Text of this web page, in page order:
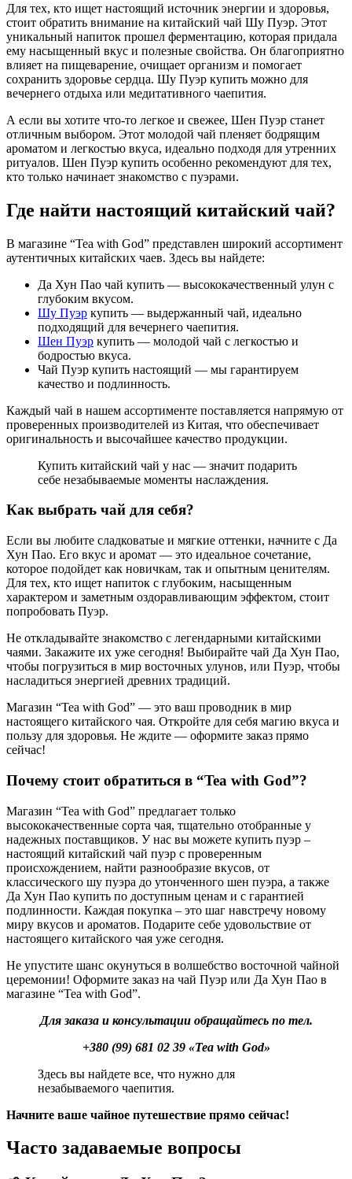
Для тех, кто ищет настоящий источник энергии и здоровья,
стоит обратить внимание на китайский чай Шу Пуэр. Этот
уникальный напиток прошел ферментацию, которая придала
ему насыщенный вкус и полезные свойства. Он благоприятно
влияет на пищеварение, очищает организм и помогает
сохранить здоровье сердца. Шу Пуэр купить можно для
вечернего отдыха или медитативного чаепития.
А если вы хотите что-то легкое и свежее, Шен Пуэр станет
отличным выбором. Этот молодой чай пленяет бодрящим
ароматом и легкостью вкуса, идеально подходя для утренних
ритуалов. Шен Пуэр купить особенно рекомендуют для тех,
кто только начинает знакомство с пуэрами.
Где найти настоящий китайский чай?
В магазине “Tea with God” представлен широкий ассортимент
аутентичных китайских чаев. Здесь вы найдете:
Да Хун Пао чай купить — высококачественный улун с
глубоким вкусом.
Шу Пуэр купить — выдержанный чай, идеально
подходящий для вечернего чаепития.
Шен Пуэр купить — молодой чай с легкостью и
бодростью вкуса.
Чай Пуэр купить настоящий — мы гарантируем
качество и подлинность.
Каждый чай в нашем ассортименте поставляется напрямую от
проверенных производителей из Китая, что обеспечивает
оригинальность и высочайшее качество продукции.
Купить китайский чай у нас — значит подарить
себе незабываемые моменты наслаждения.
Как выбрать чай для себя?
Если вы любите сладковатые и мягкие оттенки, начните с Да
Хун Пао. Его вкус и аромат — это идеальное сочетание,
которое подойдет как новичкам, так и опытным ценителям.
Для тех, кто ищет напиток с глубоким, насыщенным
характером и заметным оздоравливающим эффектом, стоит
попробовать Пуэр.
Не откладывайте знакомство с легендарными китайскими
чаями. Закажите их уже сегодня! Выбирайте чай Да Хун Пао,
чтобы погрузиться в мир восточных улунов, или Пуэр, чтобы
насладиться энергией древних традиций.
Магазин “Tea with God” — это ваш проводник в мир
настоящего китайского чая. Откройте для себя магию вкуса и
пользу для здоровья. Не ждите — оформите заказ прямо
сейчас!
Почему стоит обратиться в “Tea with God”?
Магазин “Tea with God” предлагает только
высококачественные сорта чая, тщательно отобранные у
надежных поставщиков. У нас вы можете купить пуэр –
настоящий китайский чай пуэр с проверенным
происхождением, найти разнообразие вкусов, от
классического шу пуэра до утонченного шен пуэра, а также
Да Хун Пао купить по доступным ценам и с гарантией
подлинности. Каждая покупка – это шаг навстречу новому
миру вкусов и ароматов. Подарите себе удовольствие от
настоящего китайского чая уже сегодня.
Не упустите шанс окунуться в волшебство восточной чайной
церемонии! Оформите заказ на чай Пуэр или Да Хун Пао в
магазине “Tea with God”.
Для заказа и консультации обращайтесь по тел.
+380 (99) 681 02 39 «Tea with God»
Здесь вы найдете все, что нужно для
незабываемого чаепития.
Начните ваше чайное путешествие прямо сейчас!
Часто задаваемые вопросы